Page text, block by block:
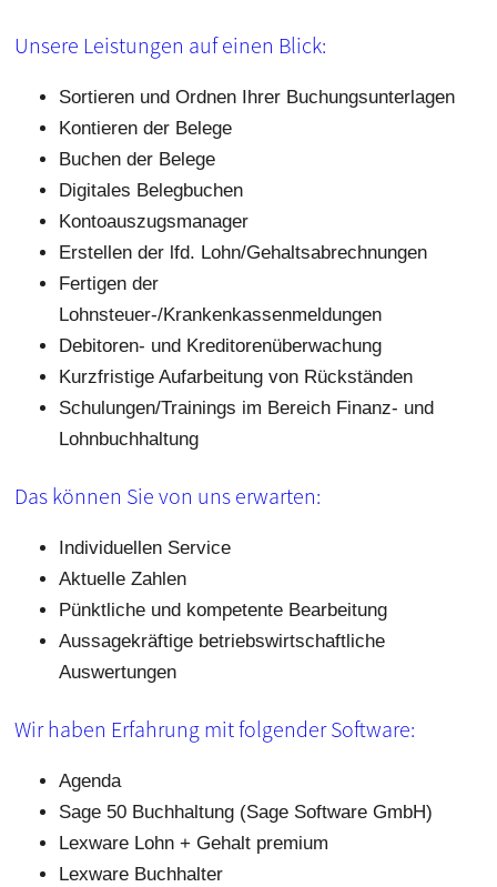
Unsere Leistungen auf einen Blick:
Sortieren und Ordnen Ihrer Buchungsunterlagen
Kontieren der Belege
Buchen der Belege
Digitales Belegbuchen
Kontoauszugsmanager
Erstellen der lfd. Lohn/Gehaltsabrechnungen
Fertigen der
Lohnsteuer-/Krankenkassenmeldungen
Debitoren- und Kreditorenüberwachung
Kurzfristige Aufarbeitung von Rückständen
Schulungen/Trainings im Bereich Finanz- und
Lohnbuchhaltung
Das können Sie von uns erwarten:
Individuellen Service
Aktuelle Zahlen
Pünktliche und kompetente Bearbeitung
Aussagekräftige betriebswirtschaftliche
Auswertungen
Wir haben Erfahrung mit folgender Software:
Agenda
Sage 50 Buchhaltung (Sage Software GmbH)
Lexware Lohn + Gehalt premium
Lexware Buchhalter